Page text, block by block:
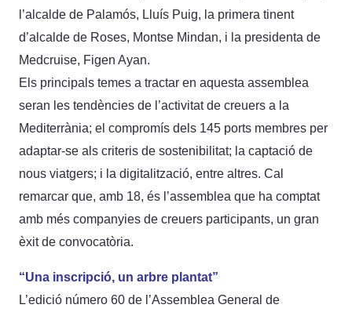
l’alcalde de Palamós, Lluís Puig, la primera tinent
d’alcalde de Roses, Montse Mindan, i la presidenta de
Medcruise, Figen Ayan.
Els principals temes a tractar en aquesta assemblea
seran les tendències de l’activitat de creuers a la
Mediterrània; el compromís dels 145 ports membres per
adaptar-se als criteris de sostenibilitat; la captació de
nous viatgers; i la digitalització, entre altres. Cal
remarcar que, amb 18, és l’assemblea que ha comptat
amb més companyies de creuers participants, un gran
èxit de convocatòria.
“Una inscripció, un arbre plantat”
L’edició número 60 de l’Assemblea General de